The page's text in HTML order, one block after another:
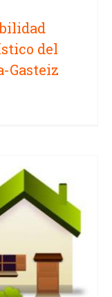
del
Gasteiz
el que
de la
de los